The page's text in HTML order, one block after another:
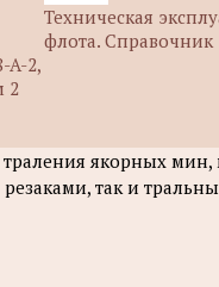
A-2,
2
Техническая
флота. Справочник
якорных
так и